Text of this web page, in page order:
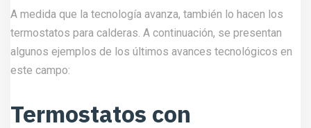
A medida que la tecnología avanza, también lo hacen los
termostatos para calderas. A continuación, se presentan
algunos ejemplos de los últimos avances tecnológicos en
este campo:
Termostatos con